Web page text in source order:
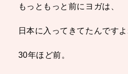
もっともっと前にヨガは、
日本に入ってきてたんですよ
30年ほど前。